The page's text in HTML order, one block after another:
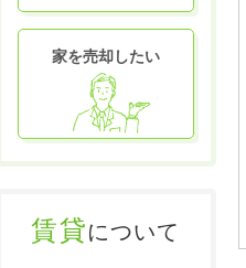
家を売却したい
賃貸について